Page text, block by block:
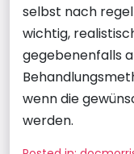
selbst nach
wichtig,
gegebenenfalls
wenn die
werden.